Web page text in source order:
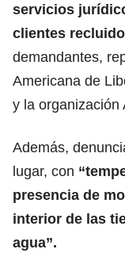
servicios
clientes
demandantes,
Americana de
y la organización
Además,
lugar, con
presencia de
interior de las
agua”.